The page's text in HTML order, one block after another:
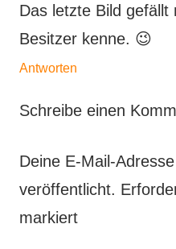
Das letzte Bild gefällt
Besitzer kenne. 😉
Antworten
Schreibe einen
Deine E-Mail-
veröffentlicht.
markiert